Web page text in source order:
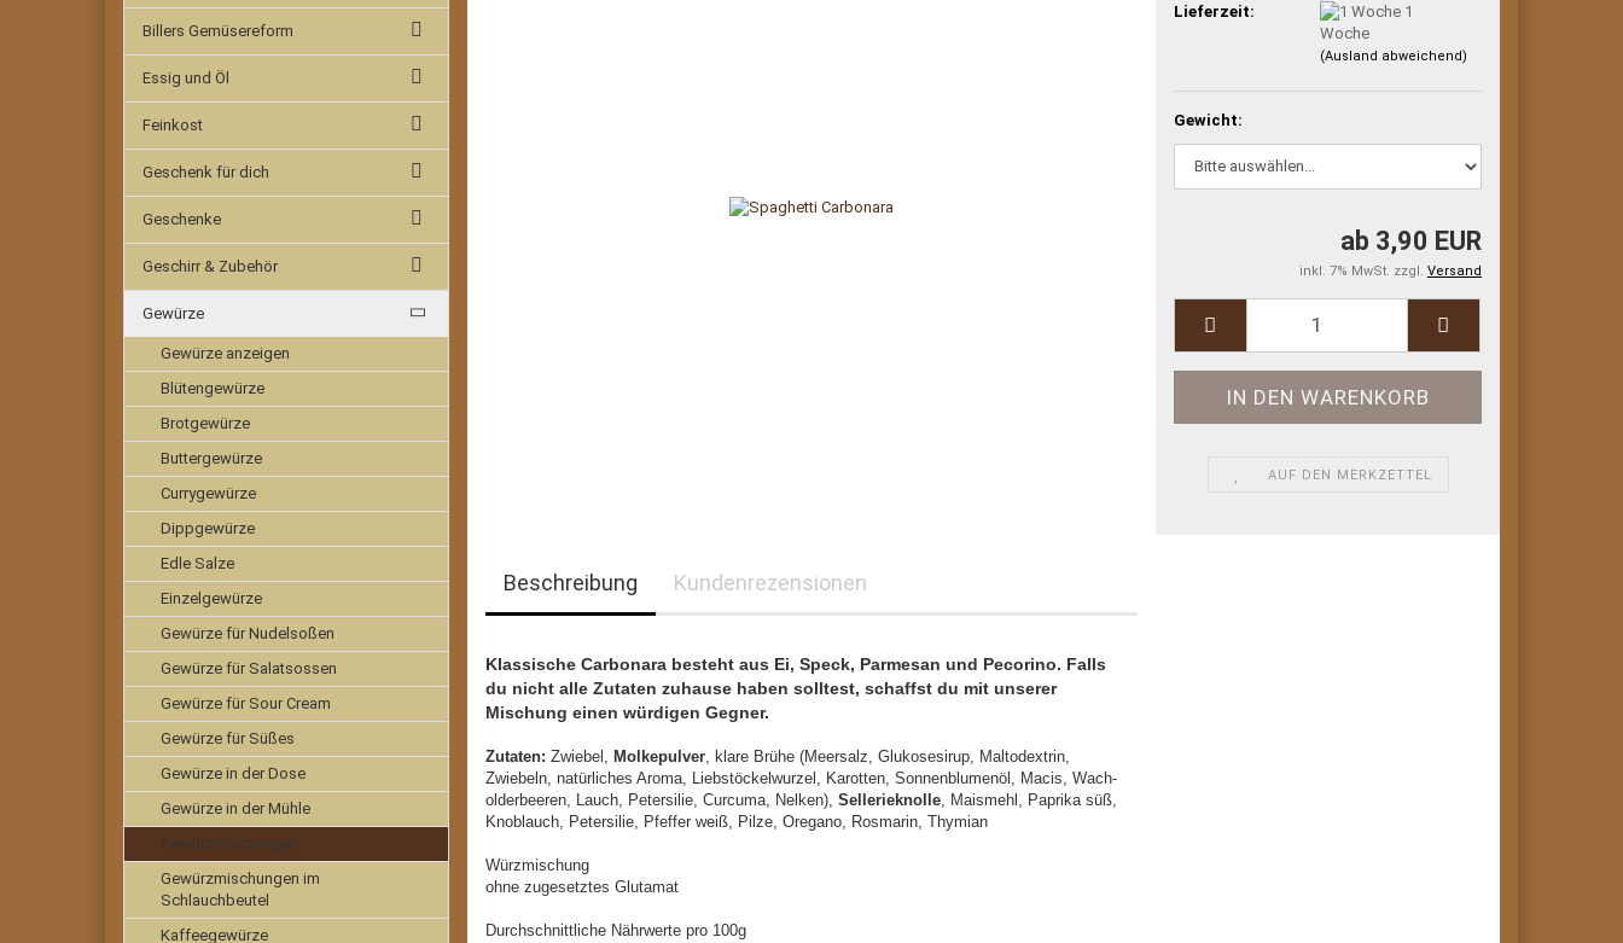
Lieferzeit:
1
Woche
(Ausland abweichend)
Gewicht:
ab 3,90 EUR
inkl. 7% MwSt. zzgl. Versand
AUF DEN MERKZETTEL
Beschreibung Kundenrezensionen
Klassische Carbonara besteht aus Ei, Speck, Parmesan und Pecorino. Falls
du nicht alle Zutaten zuhause haben solltest, schaffst du mit unserer
Mischung einen würdigen Gegner.
Zutaten: Zwiebel, Molkepulver, klare Brühe (Meersalz, Glukosesirup, Maltodextrin,
Zwiebeln, natürliches Aroma, Liebstöckelwurzel, Karotten, Sonnenblumenöl, Macis, Wach-
olderbeeren, Lauch, Petersilie, Curcuma, Nelken), Sellerieknolle, Maismehl, Paprika süß,
Knoblauch, Petersilie, Pfeffer weiß, Pilze, Oregano, Rosmarin, Thymian
Würzmischung
ohne zugesetztes Glutamat
Durchschnittliche Nährwerte pro 100g
Billers Gemüsereform
Essig und Öl
Feinkost
Geschenk für dich
Geschenke
Geschirr & Zubehör
Gewürze
Gewürze anzeigen
Blütengewürze
Brotgewürze
Buttergewürze
Currygewürze
Dippgewürze
Edle Salze
Einzelgewürze
Gewürze für Nudelsoßen
Gewürze für Salatsossen
Gewürze für Sour Cream
Gewürze für Süßes
Gewürze in der Dose
Gewürze in der Mühle
Gewürzmischungen
Gewürzmischungen im
Schlauchbeutel
Kaffeegewürze